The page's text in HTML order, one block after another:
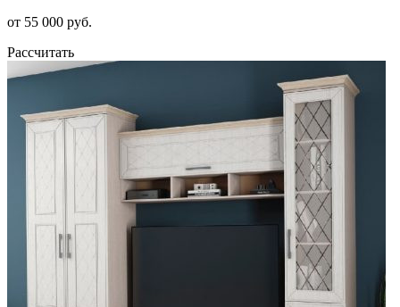
от 55 000 руб.
Рассчитать